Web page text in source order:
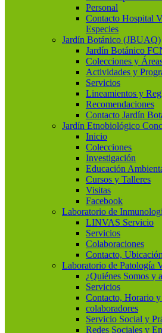
Personal
Contacto Hospital
Especies
Jardín Botánico (JBUAQ)
Jardín Botánico
Colecciones y
Actividades y
Servicios
Lineamientos y
Recomendaciones
Contacto Jardín
Jardín Etnobiológico
Inicio
Colecciones
Investigación
Educación
Cursos y Talleres
Visitas
Facebook
Laboratorio de
LINVAS Servicio
Servicios
Colaboraciones
Contacto,
Laboratorio de Patología
¿Quiénes Somos y
Servicios
Contacto, Horario
colaboradores
Servicio Social y
Redes Sociales y